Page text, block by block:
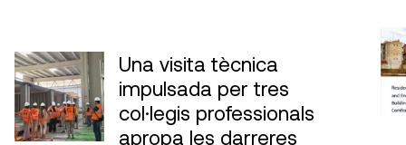
Una visita tècnica
impulsada per tres
col·legis professionals
apropa les darreres